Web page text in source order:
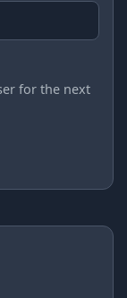
for the next